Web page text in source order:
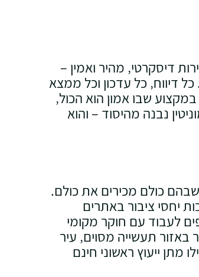
דיסקרטי‚ מהיר ואמין –
דיווח‚ כל עדכון וכל ממצא
שבו אמון הוא הכול‚
נבנה מהיסוד – והוא
כולם מכירים את כולם.
יחסי ציבור באתרים
לעבוד עם חוקר מקומי
תעשייה מסוים‚ עיר
מתן ייעוץ ראשוני חינם